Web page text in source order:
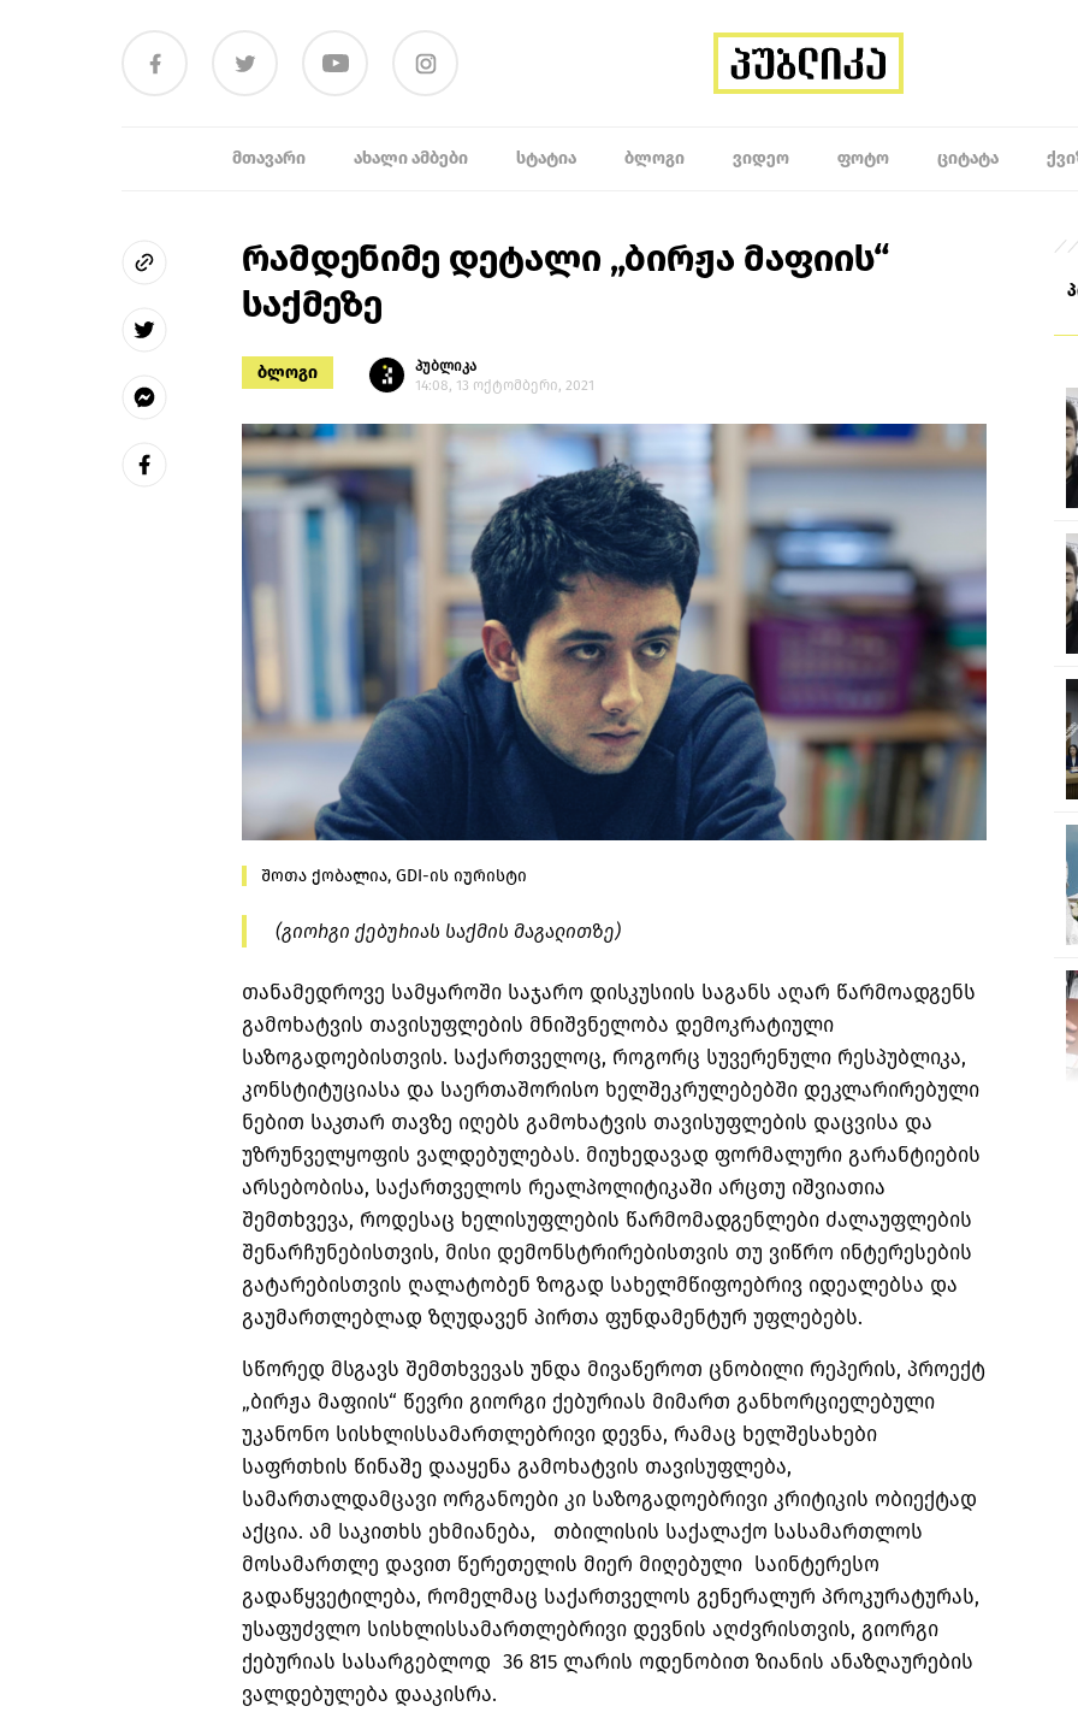
ᲛᲗᲐᲕᲐᲠᲘ ᲐᲮᲐᲚᲘ ᲐᲛᲑᲔᲑᲘ ᲡᲢᲐᲢᲘᲐ ᲑᲚᲝᲒᲘ ᲕᲘᲓᲔᲝ ᲤᲝᲢᲝ ᲪᲘᲢᲐᲢᲐ
რამდენიმე დეტალი „ბირჟა მაფიის“
საქმეზე
ბლოგი
პუბლიკა
14:08, 13 ოქტომბერი, 2021
შოთა ქობალია, GDI-ის იურისტი
(გიორგი ქებურიას საქმის მაგალითზე)
თანამედროვე სამყაროში საჯარო დისკუსიის საგანს აღარ წარმოადგენს
გამოხატვის თავისუფლების მნიშვნელობა დემოკრატიული
საზოგადოებისთვის. საქართველოც, როგორც სუვერენული რესპუბლიკა,
კონსტიტუციასა და საერთაშორისო ხელშეკრულებებში დეკლარირებული
ნებით საკთარ თავზე იღებს გამოხატვის თავისუფლების დაცვისა და
უზრუნველყოფის ვალდებულებას. მიუხედავად ფორმალური გარანტიების
არსებობისა, საქართველოს რეალპოლიტიკაში არცთუ იშვიათია
შემთხვევა, როდესაც ხელისუფლების წარმომადგენლები ძალაუფლების
შენარჩუნებისთვის, მისი დემონსტრირებისთვის თუ ვიწრო ინტერესების
გატარებისთვის ღალატობენ ზოგად სახელმწიფოებრივ იდეალებსა და
გაუმართლებლად ზღუდავენ პირთა ფუნდამენტურ უფლებებს.
სწორედ მსგავს შემთხვევას უნდა მივაწეროთ ცნობილი რეპერის, პროექტ
„ბირჟა მაფიის“ წევრი გიორგი ქებურიას მიმართ განხორციელებული
უკანონო სისხლისსამართლებრივი დევნა, რამაც ხელშესახები
საფრთხის წინაშე დააყენა გამოხატვის თავისუფლება,
სამართალდამცავი ორგანოები კი საზოგადოებრივი კრიტიკის ობიექტად
აქცია. ამ საკითხს ეხმიანება, თბილისის საქალაქო სასამართლოს
მოსამართლე დავით წერეთელის მიერ მიღებული საინტერესო
გადაწყვეტილება, რომელმაც საქართველოს გენერალურ პროკურატურას,
უსაფუძვლო სისხლისსამართლებრივი დევნის აღძვრისთვის, გიორგი
ქებურიას სასარგებლოდ 36 815 ლარის ოდენობით ზიანის ანაზღაურების
ვალდებულება დააკისრა.